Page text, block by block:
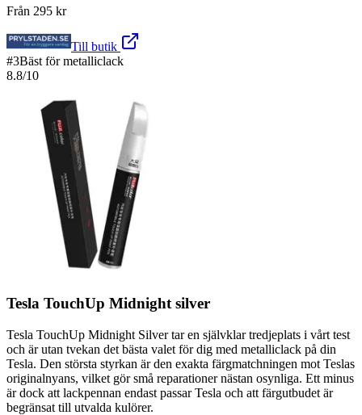
Från 295 kr
Till butik
#3Bäst för metalliclack
8.8/10
Tesla TouchUp Midnight silver
Tesla TouchUp Midnight Silver tar en självklar tredjeplats i vårt test
och är utan tvekan det bästa valet för dig med metalliclack på din
Tesla. Den största styrkan är den exakta färgmatchningen mot Teslas
originalnyans, vilket gör små reparationer nästan osynliga. Ett minus
är dock att lackpennan endast passar Tesla och att färgutbudet är
begränsat till utvalda kulörer.